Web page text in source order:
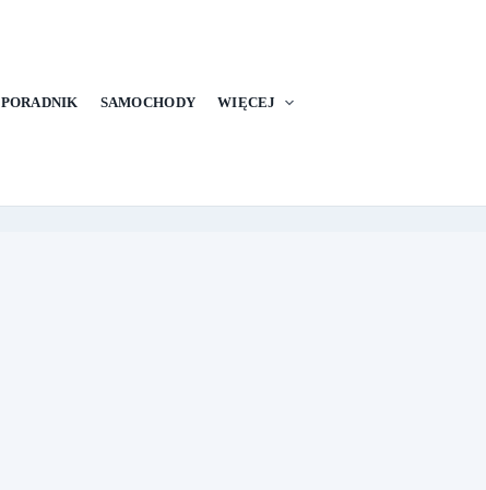
PORADNIK SAMOCHODY WIĘCEJ